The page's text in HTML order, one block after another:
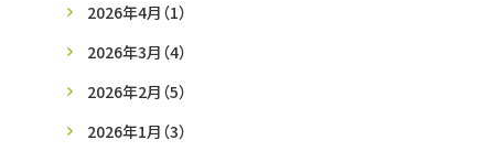
2026年4月 （1）
2026年3月 （4）
2026年2月 （5）
2026年1月 （3）